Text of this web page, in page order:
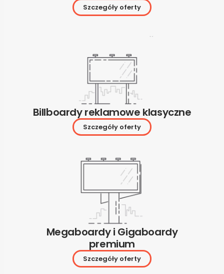
Szczegóły oferty
Billboardy reklamowe klasyczne
Szczegóły oferty
Megaboardy i Gigaboardy
premium
Szczegóły oferty